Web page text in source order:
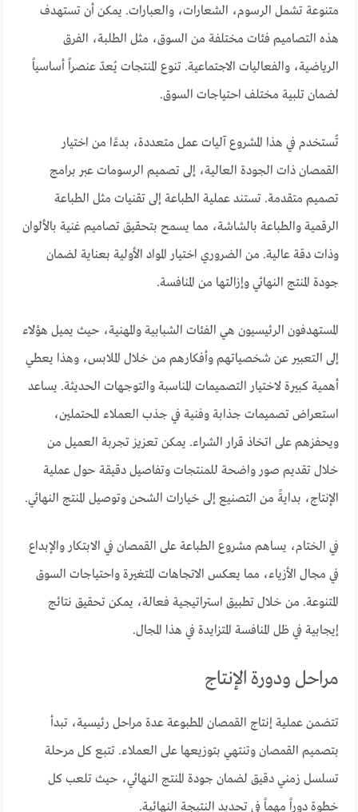
متنوعة تشمل الرسوم، الشعارات، والعبارات. يمكن أن تستهدف
هذه التصاميم فئات مختلفة من السوق، مثل الطلبة، الفرق
الرياضية، والفعاليات الاجتماعية. تنوع المنتجات يُعدّ عنصراً أساسياً
لضمان تلبية مختلف احتياجات السوق.
تُستخدم في هذا المشروع آليات عمل متعددة، بدءًا من اختيار
القمصان ذات الجودة العالية، إلى تصميم الرسومات عبر برامج
تصميم متقدمة. تستند عملية الطباعة إلى تقنيات مثل الطباعة
الرقمية والطباعة بالشاشة، مما يسمح بتحقيق تصاميم غنية بالألوان
وذات دقة عالية. من الضروري اختيار المواد الأولية بعناية لضمان
جودة المنتج النهائي وإزالتها من المنافسة.
المستهدفون الرئيسيون هي الفئات الشبابية والمهنية، حيث يميل هؤلاء
إلى التعبير عن شخصياتهم وأفكارهم من خلال الملابس، وهذا يعطي
أهمية كبيرة لاختيار التصميمات المناسبة والتوجهات الحديثة. يساعد
استعراض تصميمات جذابة وفنية في جذب العملاء المحتملين،
ويحفزهم على اتخاذ قرار الشراء. يمكن تعزيز تجربة العميل من
خلال تقديم صور واضحة للمنتجات وتفاصيل دقيقة حول عملية
الإنتاج، بدايةً من التصنيع إلى خيارات الشحن وتوصيل المنتج النهائي.
في الختام، يساهم مشروع الطباعة على القمصان في الابتكار والإبداع
في مجال الأزياء، مما يعكس الاتجاهات المتغيرة واحتياجات السوق
المتنوعة. من خلال تطبيق استراتيجية فعالة، يمكن تحقيق نتائج
إيجابية في ظل المنافسة المتزايدة في هذا المجال.
مراحل ودورة الإنتاج
تتضمن عملية إنتاج القمصان المطبوعة عدة مراحل رئيسية، تبدأ
بتصميم القمصان وتنتهي بتوزيعها على العملاء. تتبع كل مرحلة
تسلسل زمني دقيق لضمان جودة المنتج النهائي، حيث تلعب كل
خطوة دوراً مهماً في تحديد النتيجة النهائية.